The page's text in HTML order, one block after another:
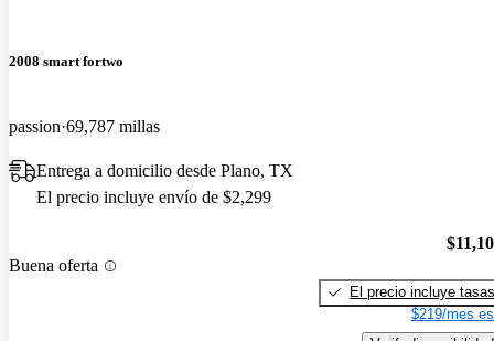
2008 smart fortwo
passion 69,787 millas
Entrega a domicilio desde Plano, TX
El precio incluye envío de $2,299
Buena oferta
El precio incluye tasas
$219/mes